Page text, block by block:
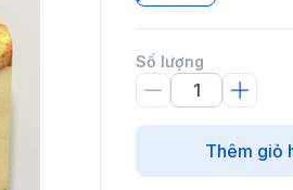
Số lượng
Thêm giỏ